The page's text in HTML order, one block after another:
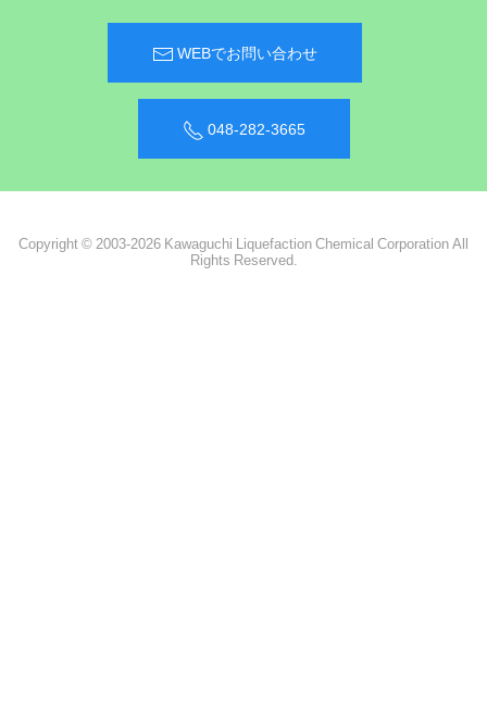
WEBでお問い合わせ
048-282-3665
Copyright © 2003-2026 Kawaguchi Liquefaction Chemical Corporation All
Rights Reserved.